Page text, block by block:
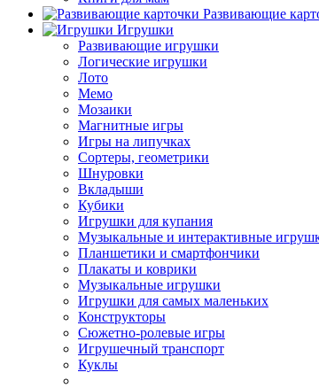
Развивающие
Игрушки
Развивающие игрушки
Логические игрушки
Лото
Мемо
Мозаики
Магнитные игры
Игры на липучках
Сортеры, геометрики
Шнуровки
Вкладыши
Кубики
Игрушки для купания
Музыкальные и интерактивные
Планшетики и смартфончики
Плакаты и коврики
Музыкальные игрушки
Игрушки для самых маленьких
Конструкторы
Сюжетно-ролевые игры
Игрушечный транспорт
Куклы